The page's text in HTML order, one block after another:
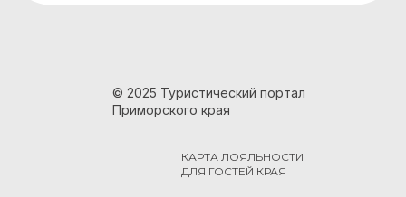
© 2025 Туристический портал
Приморского края
КАРТА ЛОЯЛЬНОСТИ
ДЛЯ ГОСТЕЙ КРАЯ